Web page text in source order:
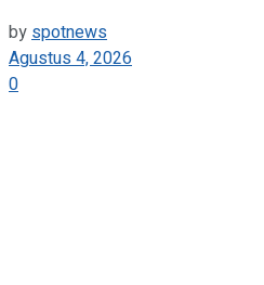
by spotnews
Agustus 4, 2026
0